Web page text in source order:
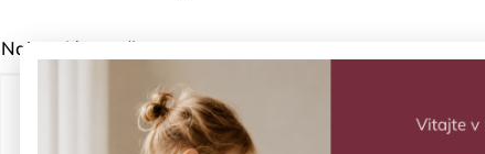
Najpredávanejšie
Vodeodolné dočasné
tetovačky V meste mix